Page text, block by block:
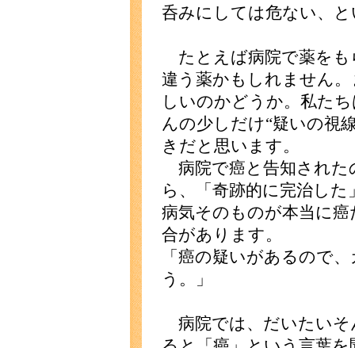
呑みにしては危ない、
たとえば病院で薬をも
違う薬かもしれません
しいのかどうか。私た
んの少しだけ“疑いの視
きだと思います。
病院で癌と告知された
ら、「奇跡的に完治し
病気そのものが本当に
合があります。
「癌の疑いがあるので
う。」
病院では、だいたいそ